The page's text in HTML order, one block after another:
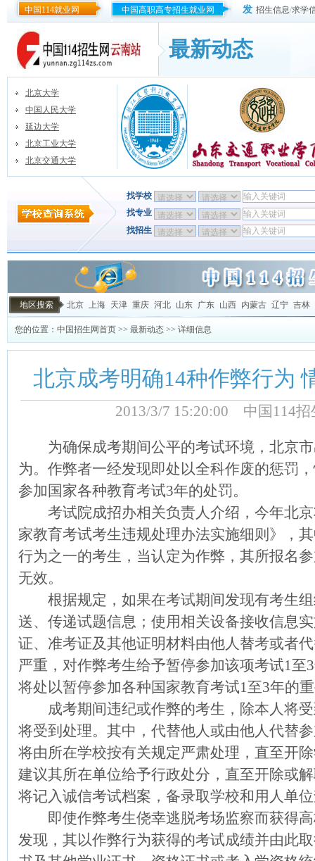
中国114就业网 中国高职高专招生就业网 发 招生信息/求学
最新动态
北京大学
中国人民大学
延边大学
北京工业大学
北京交通大学
找学校
找专业
找招生
地区搜索 北京 上海 天津 重庆 河北 山东 广东 山西 内蒙古 辽宁 吉林
您的位置： 中国招生网首页 >> 最新动态 >> 详细信息
北京成考明确14种作弊行为
2013/3/7 15:20:00 中国114招
为确保成考期间公平的考试环境，北京市
为。作弊者一经发现即处以全科作废的惩罚
参加国家各种教育考试3年的处罚。
考试院成招办相关负责人介绍，今年北京
家教育考试考生违规处理办法实施细则》，
行为之一的考生，当认定为作弊，其所报名
无效。
根据规定，如果在考试期间发现有考生组
送、传递试题信息；使用相关设备接收信息
证、准考证及其他证明材料由他人替考或者
严重，对作弊考生给予暂停参加该项考试1至
将处以暂停参加各种国家教育考试1至3年的
成考期间违纪或作弊的考生，除本人将受
将受到处理。其中，代替他人或由他人代替
将由所在学校按有关规定严肃处理，直至开
建议其所在单位给予行政处分，直至开除或
将记入诚信考试档案，备录取学校和用人单
即使作弊考生侥幸逃脱考场监察而获得高
发现，其以作弊行为获得的考试成绩并由此